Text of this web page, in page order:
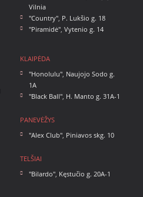
Vilnia
"Country", P. Lukšio g. 18
"Piramidė", Vytenio g. 14
KLAIPĖDA
"Honolulu", Naujojo Sodo g.
1A
"Black Ball", H. Manto g. 31A-1
PANEVĖŽYS
"Alex Club", Piniavos skg. 10
TELŠIAI
"Bilardo", Kęstučio g. 20A-1